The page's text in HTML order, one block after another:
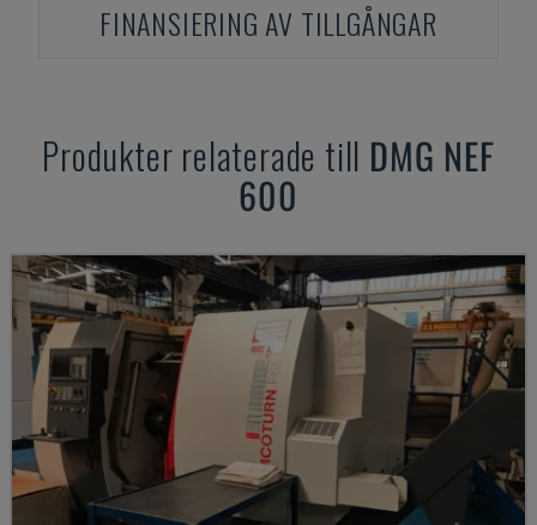
FINANSIERING AV TILLGÅNGAR
Produkter relaterade till DMG NEF
600